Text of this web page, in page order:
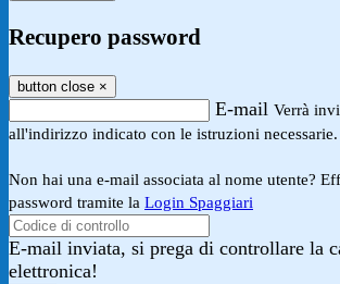
Recupero password
button close ×
E-mail Verrà
all'indirizzo indicato con le istruzioni necessarie.
Non hai una e-mail associata al nome utente?
password tramite la Login Spaggiari
E-mail inviata, si prega di controllare la
elettronica!